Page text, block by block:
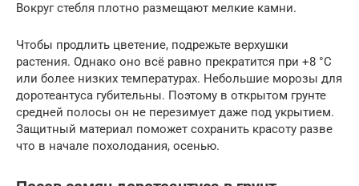
Вокруг стебля плотно размещают мелкие камни.
Чтобы продлить цветение, подрежьте верхушки
растения. Однако оно всё равно прекратится при +8 °C
или более низких температурах. Небольшие морозы для
доротеантуса губительны. Поэтому в открытом грунте
средней полосы он не перезимует даже под укрытием.
Защитный материал поможет сохранить красоту разве
что в начале похолодания, осенью.